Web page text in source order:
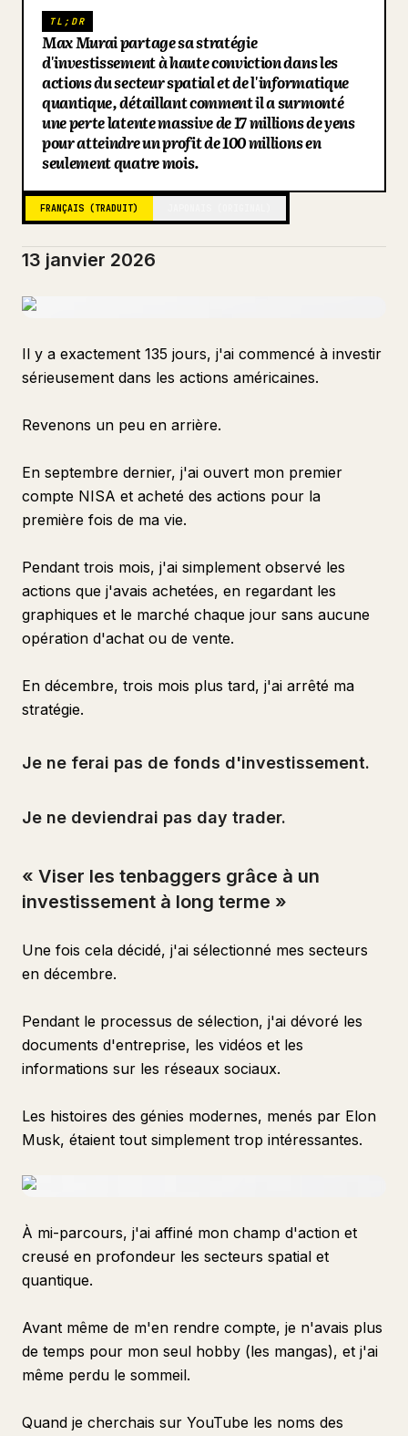
Blog
Mises à jour
TL;DR
Max Murai partage sa stratégie
d'investissement à haute conviction dans les
actions du secteur spatial et de l'informatique
quantique, détaillant comment il a surmonté
une perte latente massive de 17 millions de yens
pour atteindre un profit de 100 millions en
seulement quatre mois.
FRANÇAIS (TRADUIT)
13 janvier 2026
Il y a exactement 135 jours, j'ai commencé à investir
sérieusement dans les actions américaines.
Revenons un peu en arrière.
En septembre dernier, j'ai ouvert mon premier
compte NISA et acheté des actions pour la
première fois de ma vie.
Pendant trois mois, j'ai simplement observé les
actions que j'avais achetées, en regardant les
graphiques et le marché chaque jour sans aucune
opération d'achat ou de vente.
En décembre, trois mois plus tard, j'ai arrêté ma
stratégie.
Je ne ferai pas de fonds d'investissement.
Je ne deviendrai pas day trader.
« Viser les tenbaggers grâce à un
investissement à long terme »
Une fois cela décidé, j'ai sélectionné mes secteurs
en décembre.
Pendant le processus de sélection, j'ai dévoré les
documents d'entreprise, les vidéos et les
informations sur les réseaux sociaux.
Les histoires des génies modernes, menés par Elon
Musk, étaient tout simplement trop intéressantes.
À mi-parcours, j'ai affiné mon champ d'action et
creusé en profondeur les secteurs spatial et
quantique.
Avant même de m'en rendre compte, je n'avais plus
de temps pour mon seul hobby (les mangas), et j'ai
même perdu le sommeil.
Quand je cherchais sur YouTube les noms des